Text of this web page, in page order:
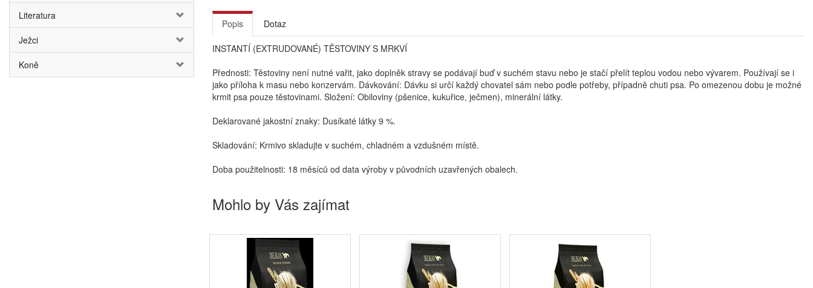
Literatura
Ježci
Koně
Popis Dotaz
INSTANTÍ (EXTRUDOVANÉ) TĚSTOVINY S MRKVÍ
Přednosti: Těstoviny není nutné vařit, jako doplněk stravy se podávají buď v suchém stavu nebo je stačí přelít teplou vodou nebo vývarem. Používají se i
jako příloha k masu nebo konzervám. Dávkování: Dávku si určí každý chovatel sám nebo podle potřeby, případně chuti psa. Po omezenou dobu je možné
krmit psa pouze těstovinami. Složení: Obiloviny (pšenice, kukuřice, ječmen), minerální látky.
Deklarované jakostní znaky: Dusíkaté látky 9 %.
Skladování: Krmivo skladujte v suchém, chladném a vzdušném místě.
Doba použitelnosti: 18 měsíců od data výroby v původních uzavřených obalech.
Mohlo by Vás zajímat